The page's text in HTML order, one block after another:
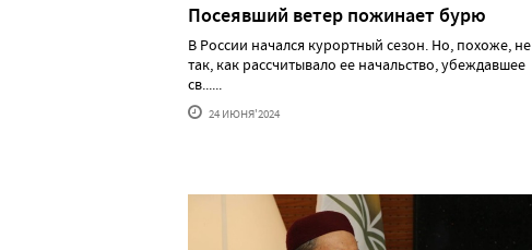
Посеявший ветер пожинает бурю
В России начался курортный сезон. Но, похоже, не
так, как рассчитывало ее начальство, убеждавшее
св......
24 ИЮНЯ'2024